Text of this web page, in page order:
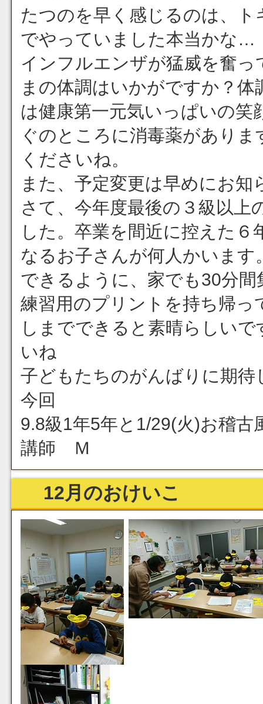
たつのを早く感じるのは、
でやっていました本当かな…
インフルエンザが猛威を奮
まの体調はいかがですか？
は健康第一元気いっぱいの
ぐのところに消毒薬があり
くださいね。
また、予定変更は早めにお知
さて、今年度最後の３級以上
した。卒業を間近に控えた
なるお子さんが何人かいま
できるように、家でも30分
練習用のプリントを持ち帰
しまでできると素晴らしい
いね
子どもたちのがんばりに期待
今回
9.8級1年5年と1/29(火)お稽古
講師 Ｍ
12月のおけいこ